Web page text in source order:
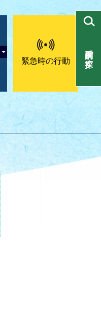
緊急時の行動 目的別で探す